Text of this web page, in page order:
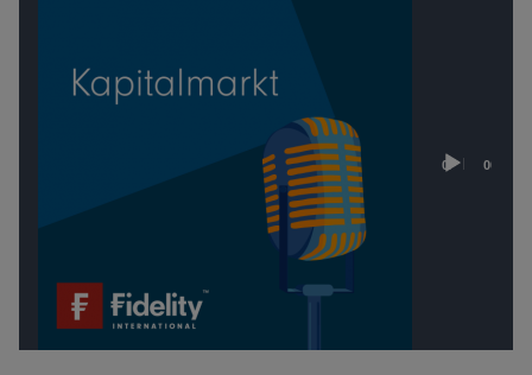
Audio
00:00 00:00